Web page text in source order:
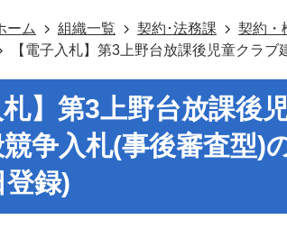
ーム 組織一覧 契約･法務課 契約・
【電子入札】第3上野台放課後児童クラ
札】第3上野台放課後
争入札(事後審査型)
録)